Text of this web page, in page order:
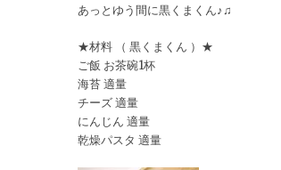
あっとゆう間に黒くまくん♪♫
★材料 （ 黒くまくん ）★
ご飯 お茶碗1杯
海苔 適量
チーズ 適量
にんじん 適量
乾燥パスタ 適量